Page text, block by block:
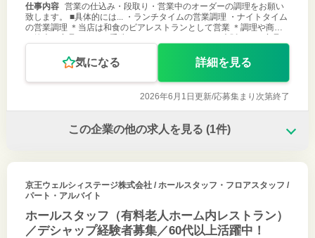
仕事内容 営業の仕込み・段取り・営業中のオーダーの調理をお願い
致します。 ■具体的には... ・ランチタイムの営業調理 ・ナイトタイム
の営業調理 ＊当店は和食のビアレストランとして営業 ＊調理や商品
気になる 詳細を見る
2026年6月1日更新/応募集まり次第終了
この企業の他の求人を見る (1件)
京王ウェルシィステージ株式会社/ ホールスタッフ・フロアスタッフ /
パート・アルバイト
ホールスタッフ（有料老人ホーム内レストラン）
／デシャップ経験者募集／60代以上活躍中！